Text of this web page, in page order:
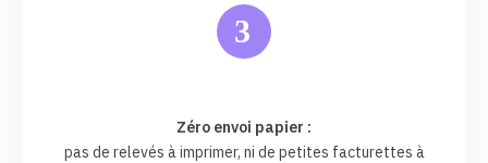
3
Zéro envoi papier :
pas de relevés à imprimer, ni de petites facturettes à